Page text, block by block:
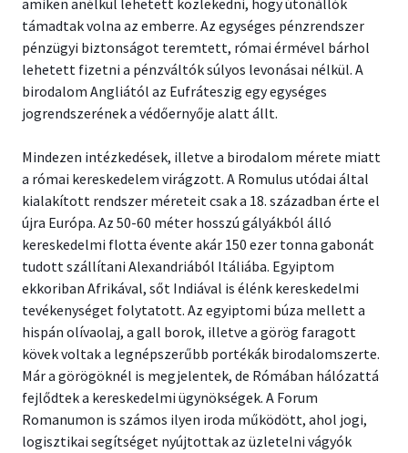
amiken anélkül lehetett közlekedni, hogy útonállók
támadtak volna az emberre. Az egységes pénzrendszer
pénzügyi biztonságot teremtett, római érmével bárhol
lehetett fizetni a pénzváltók súlyos levonásai nélkül. A
birodalom Angliától az Eufráteszig egy egységes
jogrendszerének a védőernyője alatt állt.
Mindezen intézkedések, illetve a birodalom mérete miatt
a római kereskedelem virágzott. A Romulus utódai által
kialakított rendszer méreteit csak a 18. században érte el
újra Európa. Az 50-60 méter hosszú gályákból álló
kereskedelmi flotta évente akár 150 ezer tonna gabonát
tudott szállítani Alexandriából Itáliába. Egyiptom
ekkoriban Afrikával, sőt Indiával is élénk kereskedelmi
tevékenységet folytatott. Az egyiptomi búza mellett a
hispán olívaolaj, a gall borok, illetve a görög faragott
kövek voltak a legnépszerűbb portékák birodalomszerte.
Már a görögöknél is megjelentek, de Rómában hálózattá
fejlődtek a kereskedelmi ügynökségek. A Forum
Romanumon is számos ilyen iroda működött, ahol jogi,
logisztikai segítséget nyújtottak az üzletelni vágyók